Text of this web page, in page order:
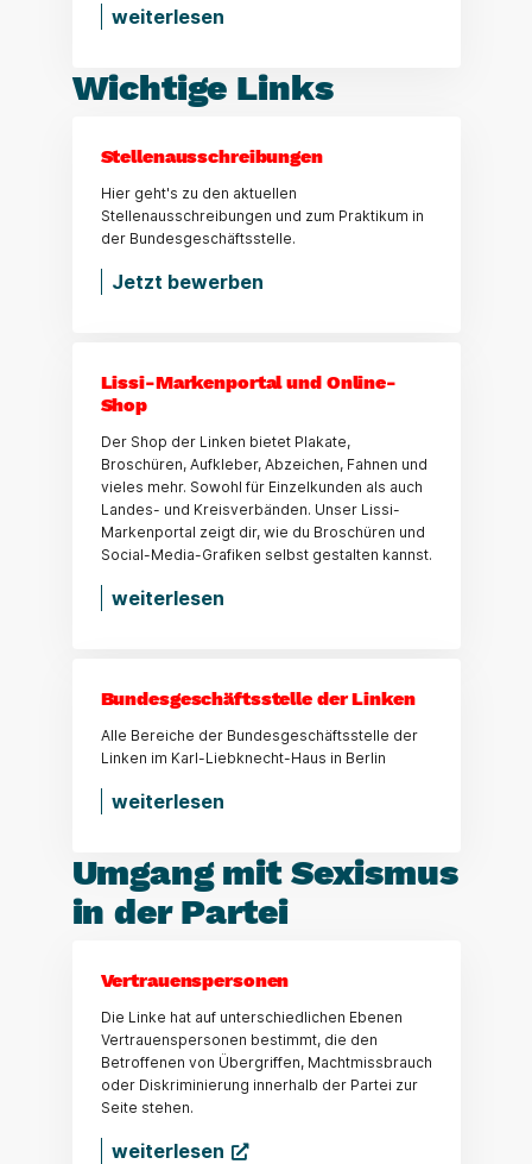
weiterlesen
Wichtige Links
Stellenausschreibungen
Hier geht's zu den aktuellen
Stellenausschreibungen und zum Praktikum in
der Bundesgeschäftsstelle.
Jetzt bewerben
Lissi-Markenportal und Online-
Shop
Der Shop der Linken bietet Plakate,
Broschüren, Aufkleber, Abzeichen, Fahnen und
vieles mehr. Sowohl für Einzelkunden als auch
Landes- und Kreisverbänden. Unser Lissi-
Markenportal zeigt dir, wie du Broschüren und
Social-Media-Grafiken selbst gestalten kannst.
weiterlesen
Bundesgeschäftsstelle der Linken
Alle Bereiche der Bundesgeschäftsstelle der
Linken im Karl-Liebknecht-Haus in Berlin
weiterlesen
Umgang mit Sexismus
in der Partei
Vertrauenspersonen
Die Linke hat auf unterschiedlichen Ebenen
Vertrauenspersonen bestimmt, die den
Betroffenen von Übergriffen, Machtmissbrauch
oder Diskriminierung innerhalb der Partei zur
Seite stehen.
weiterlesen